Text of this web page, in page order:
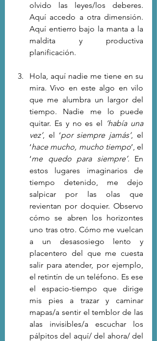
olvido las leyes/los deberes.
Aquí accedo a otra dimensión.
Aquí entierro bajo la manta a la
maldita y productiva
planificación.
Hola, aquí nadie me tiene en su
mira. Vivo en este algo en vilo
que me alumbra un largor del
tiempo. Nadie me lo puede
quitar. Es y no es el ‘había una
vez’, el ‘por siempre jamás’, el
‘hace mucho, mucho tiempo’, el
‘me quedo para siempre’. En
estos lugares imaginarios de
tiempo detenido, me dejo
salpicar por las olas que
revientan por doquier. Observo
cómo se abren los horizontes
uno tras otro. Cómo me vuelcan
a un desasosiego lento y
placentero del que me cuesta
salir para atender, por ejemplo,
el retintín de un teléfono. Es ese
el espacio-tiempo que dirige
mis pies a trazar y caminar
mapas/a sentir el temblor de las
alas invisibles/a escuchar los
pálpitos del aquí/ del ahora/ del